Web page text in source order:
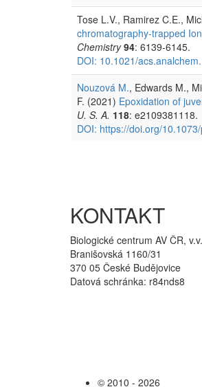
Tose L.V., Ramirez C.E.,
chromatography-trapped
Chemistry 94: 6139-6145.
DOI: 10.1021/
Nouzová M., Edwards M.,
F. (2021) Epoxidation of
U. S. A. 118: e2109381118.
DOI: https://doi.org/
KONTAKT
Biologické centrum AV ČR,
Branišovská 1160/31
370 05 České Budějovice
Datová schránka: r84nds8
© 2010 - 2026